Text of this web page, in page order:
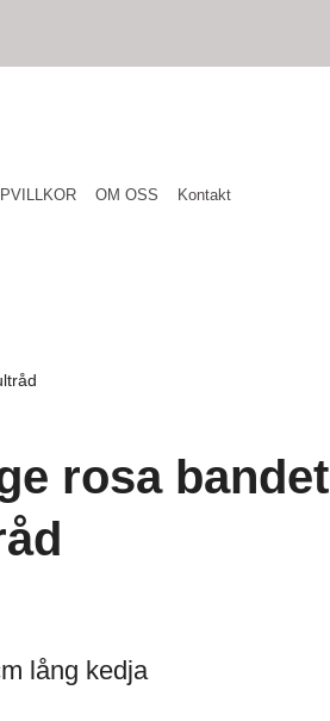
OM OSS Kontakt
rosa bandet
lång kedja